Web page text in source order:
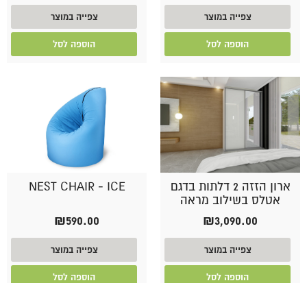
צפייה במוצר
הוספה לסל
צפייה במוצר
הוספה לסל
ארון הזזה 2 דלתות בדגם
אטלס בשילוב מראה
₪3,090.00
צפייה במוצר
הוספה לסל
NEST CHAIR - ICE
₪590.00
צפייה במוצר
הוספה לסל